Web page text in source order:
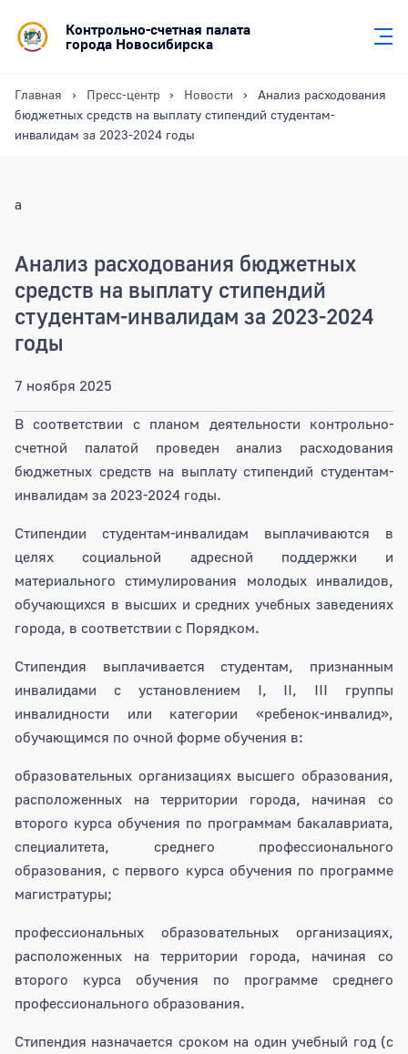
Контрольно-счетная палата
города Новосибирска
Главная Пресс-центр Новости
Анализ расходования
бюджетных средств на выплату стипендий студентам-
инвалидам за 2023-2024 годы
a
Анализ расходования бюджетных
средств на выплату стипендий
студентам-инвалидам за 2023-2024
годы
7 ноября 2025
В соответствии с планом деятельности контрольно-
счетной палатой проведен анализ расходования
бюджетных средств на выплату стипендий студентам-
инвалидам за 2023-2024 годы.
Стипендии студентам-инвалидам выплачиваются в
целях социальной адресной поддержки и
материального стимулирования молодых инвалидов,
обучающихся в высших и средних учебных заведениях
города, в соответствии с Порядком.
Стипендия выплачивается студентам, признанным
инвалидами с установлением I, II, III группы
инвалидности или категории «ребенок-инвалид»,
обучающимся по очной форме обучения в:
образовательных организациях высшего образования,
расположенных на территории города, начиная со
второго курса обучения по программам бакалавриата,
специалитета, среднего профессионального
образования, с первого курса обучения по программе
магистратуры;
профессиональных образовательных организациях,
расположенных на территории города, начиная со
второго курса обучения по программе среднего
профессионального образования.
Стипендия назначается сроком на один учебный год (с